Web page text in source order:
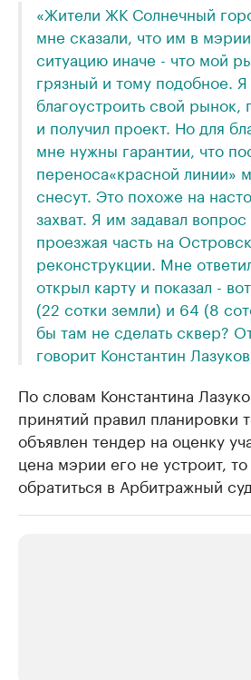
«Жители ЖК Солнечный
мне сказали, что им в
ситуацию иначе - что мой
грязный и тому подобное. Я
благоустроить свой рынок,
и получил проект. Но для
мне нужны гарантии, что
переноса«красной линии»
снесут. Это похоже на
захват. Я им задавал
проезжая часть на
реконструкции. Мне
открыл карту и показал -
(22 сотки земли) и 64 (8
бы там не сделать сквер?
говорит Константин Лазуков.
По словам Константина
принятий правил планировки
объявлен тендер на оценку
цена мэрии его не устроит,
обратиться в Арбитражный суд.